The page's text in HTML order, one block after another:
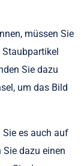
müssen Sie
Sie dazu
um das Bild
es auch auf
dazu einen